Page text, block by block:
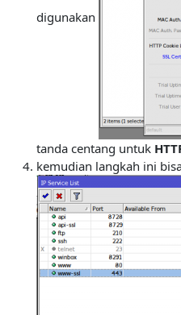
digunakan
tanda centang untuk
kemudian langkah ini